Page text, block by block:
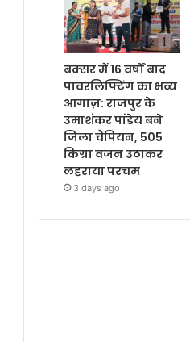
बक्सर में 16 वर्षों बाद
पावरलिफ्टिंग का भव्य
आगाज़: राजपुर के
उमाशंकर पांडेय बने
जिला चैंपियन, 505
किग्रा वजन उठाकर
लहराया परचम
3 days ago